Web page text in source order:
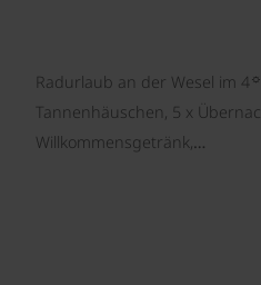
Radurlaub an der Wesel im 4
Tannenhäuschen, 5 x
Willkommensgetränk,…